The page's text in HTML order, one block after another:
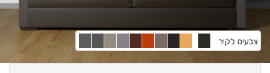
צבעים לקיר